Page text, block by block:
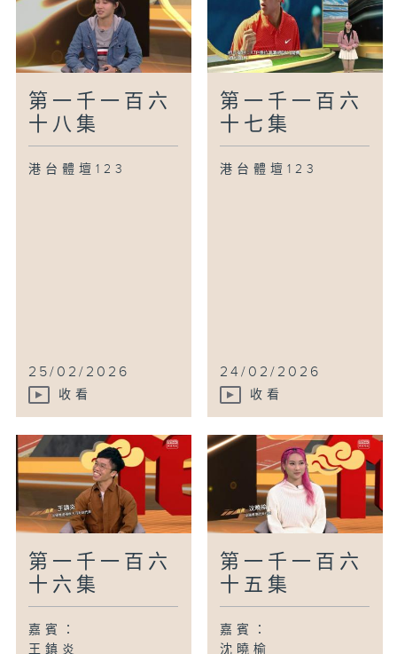
第一千一百六
十八集
港台體壇123
25/02/2026
收看
第一千一百六
十七集
港台體壇123
24/02/2026
收看
第一千一百六
十六集
嘉賓：
王鎮炎
第一千一百六
十五集
嘉賓：
沈曉榆